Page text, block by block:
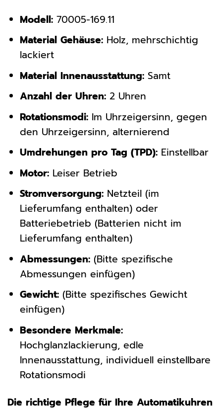
Modell:70005-169.11
Material Gehäuse:Holz, mehrschichtig
lackiert
Material Innenausstattung:Samt
Anzahl der Uhren:2 Uhren
Rotationsmodi:Im Uhrzeigersinn, gegen
den Uhrzeigersinn, alternierend
Umdrehungen pro Tag (TPD):Einstellbar
Motor:Leiser Betrieb
Stromversorgung:Netzteil (im
Lieferumfang enthalten) oder
Batteriebetrieb (Batterien nicht im
Lieferumfang enthalten)
Abmessungen:(Bitte spezifische
Abmessungen einfügen)
Gewicht:(Bitte spezifisches Gewicht
einfügen)
Besondere Merkmale:
Hochglanzlackierung, edle
Innenausstattung, individuell einstellbare
Rotationsmodi
Die richtige Pflege für Ihre Automatikuhren